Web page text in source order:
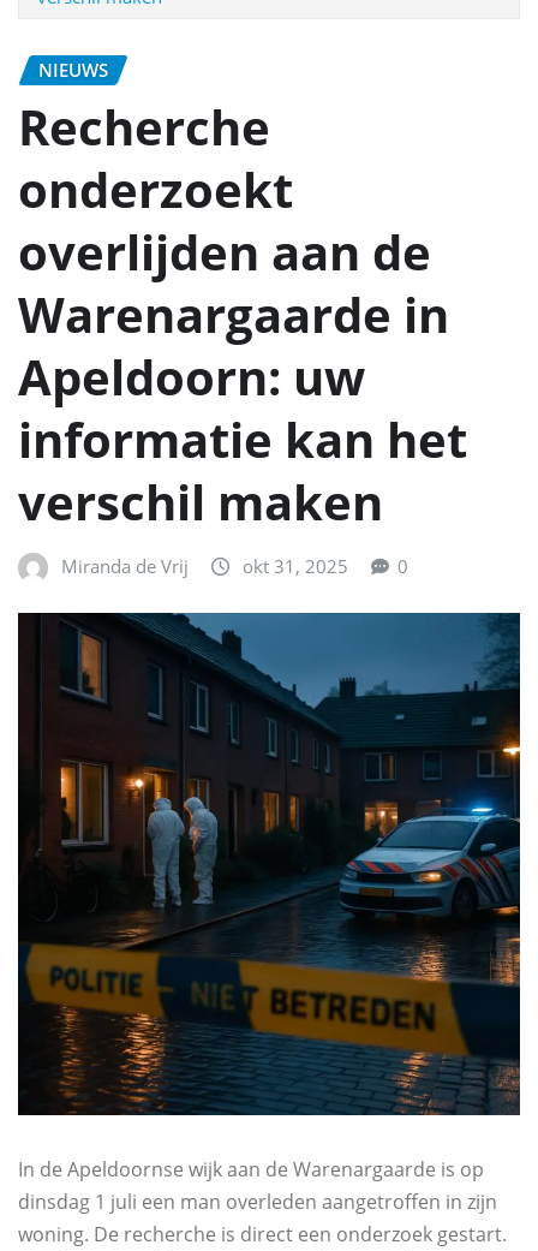
NIEUWS
Recherche
onderzoekt
overlijden aan de
Warenargaarde in
Apeldoorn: uw
informatie kan het
verschil maken
Miranda de Vrij okt 31, 2025 0
In de Apeldoornse wijk aan de Warenargaarde is op
dinsdag 1 juli een man overleden aangetroffen in zijn
woning. De recherche is direct een onderzoek gestart.